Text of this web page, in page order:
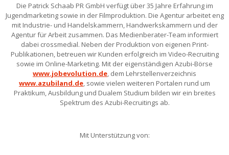
Die Patrick Schaab PR GmbH verfügt über 35 Jahre Erfahrung im
Jugendmarketing sowie in der Filmproduktion. Die Agentur arbeitet eng
mit Industrie- und Handelskammern, Handwerkskammern und der
Agentur für Arbeit zusammen. Das Medienberater-Team informiert
dabei crossmedial. Neben der Produktion von eigenen Print-
Publikationen, betreuen wir Kunden erfolgreich im Video-Recruiting
sowie im Online-Marketing. Mit der eigenständigen Azubi-Börse
www.jobevolution.de, dem Lehrstellenverzeichnis
www.azubiland.de, sowie vielen weiteren Portalen rund um
Praktikum, Ausbildung und Dualem Studium bilden wir ein breites
Spektrum des Azubi-Recruitings ab.
Mit Unterstützung von: